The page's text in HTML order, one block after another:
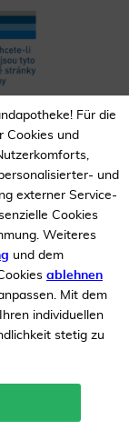
Für die
Cookies und
und
externer Service-
Cookies
Weiteres
und dem
ablehnen
Mit dem
individuellen
stetig zu